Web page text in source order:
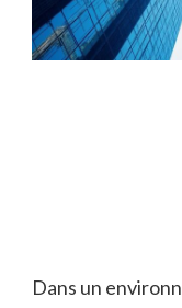
Dans un